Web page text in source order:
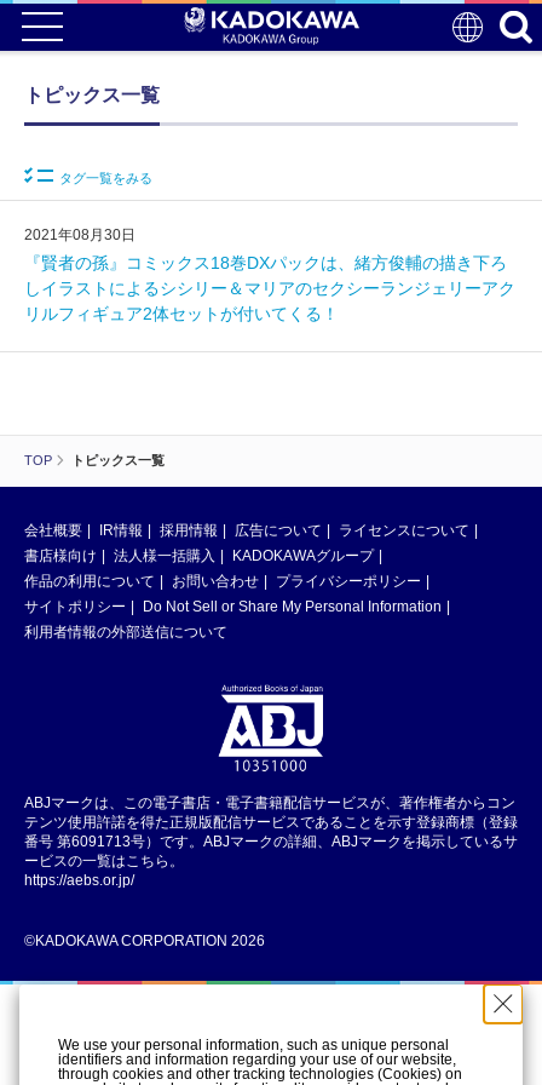
TOP トピックス一覧
トピックス一覧
タグ一覧をみる
2021年08月30日
『賢者の孫』コミックス18巻DXパックは、緒方俊輔の描き下ろ
しイラストによるシシリー＆マリアのセクシーランジェリーアク
リルフィギュア2体セットが付いてくる！
会社概要 IR情報 採用情報 広告について
ライセンスについて
書店様向け
法人様一括購入
KADOKAWAグループ
作品の利用について
お問い合わせ
プライバシーポリシー
サイトポリシー
Do Not Sell or Share My Personal Information
利用者情報の外部送信について
ABJマークは、この電子書店・電子書籍配信サービスが、著作権者からコン
テンツ使用許諾を得た正規版配信サービスであることを示す登録商標（登録
番号 第6091713号）です。ABJマークの詳細、ABJマークを掲示しているサ
ービスの一覧はこちら。
https://aebs.or.jp/
©KADOKAWA CORPORATION 2026
We use your personal information, such as unique personal
identifiers and information regarding your use of our website,
through cookies and other tracking technologies (Cookies) on